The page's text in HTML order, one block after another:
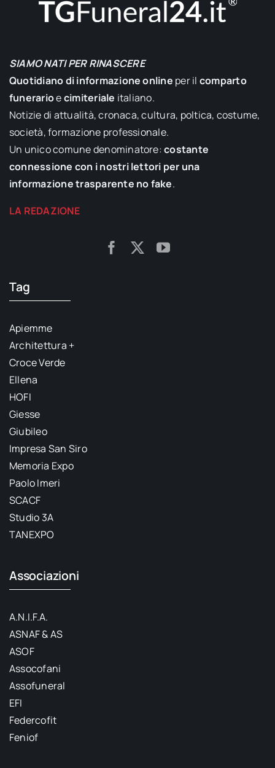
SIAMO NATI PER RINASCERE
Quotidiano di informazione online per il comparto
funerarioecimiteriale italiano.
Notizie di attualità, cronaca, cultura, poltica, costume,
società, formazione professionale.
Un unico comune denominatore:costante
connessione con i nostri lettori per una
informazione trasparente no fake.
LA REDAZIONE
Tag
Apiemme
Architettura +
Croce Verde
Ellena
HOFI
Giesse
Giubileo
Impresa San Siro
Memoria Expo
Paolo Imeri
SCACF
Studio 3A
TANEXPO
Associazioni
A.N.I.F.A.
ASNAF & AS
ASOF
Assocofani
Assofuneral
EFI
Federcofit
Feniof